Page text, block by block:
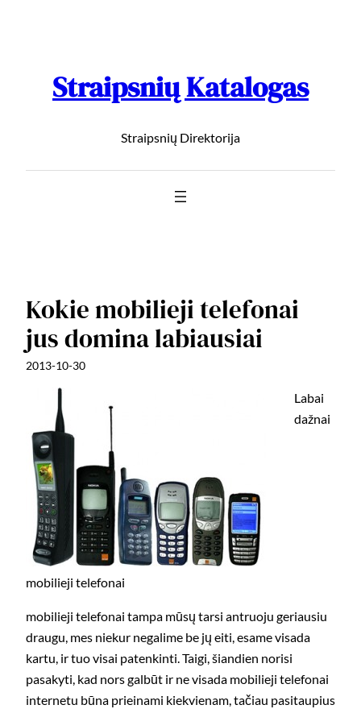
Straipsnių Katalogas
Straipsnių Direktorija
Kokie mobilieji telefonai
jus domina labiausiai
2013-10-30
mobilieji telefonai
Labai
dažnai
mobilieji telefonai tampa mūsų tarsi antruoju geriausiu
draugu, mes niekur negalime be jų eiti, esame visada
kartu, ir tuo visai patenkinti. Taigi, šiandien norisi
pasakyti, kad nors galbūt ir ne visada mobilieji telefonai
internetu būna prieinami kiekvienam, tačiau pasitaupius